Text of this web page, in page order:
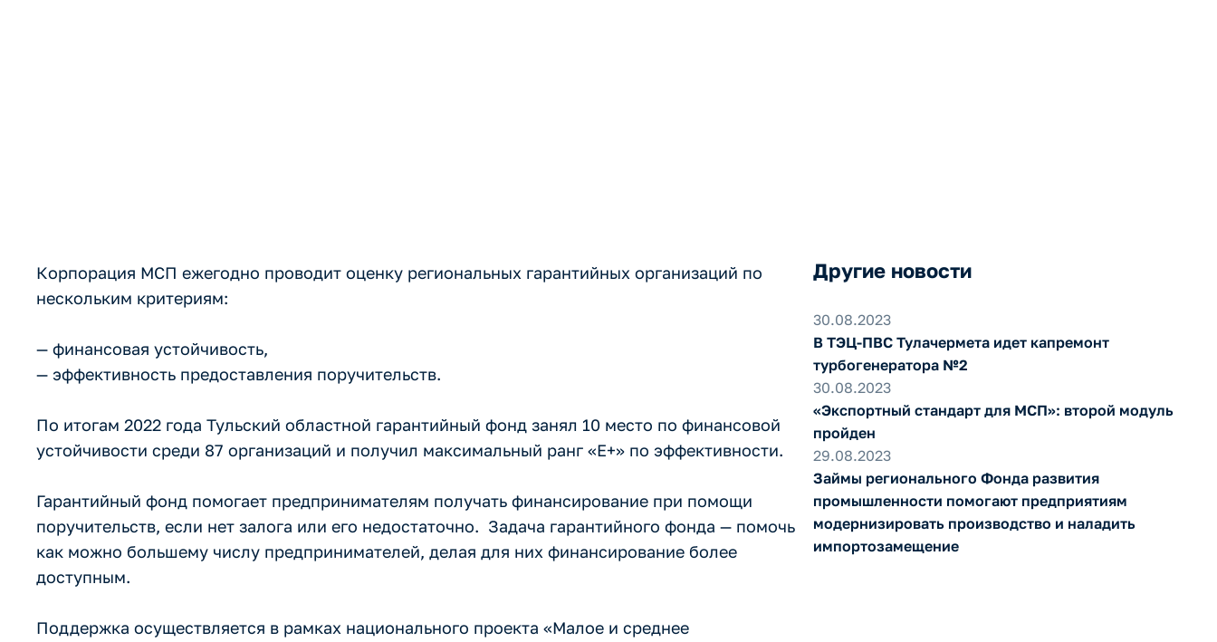
Корпорация МСП ежегодно проводит оценку региональных гарантийных организаций по
нескольким критериям:
— финансовая устойчивость,
— эффективность предоставления поручительств.
По итогам 2022 года Тульский областной гарантийный фонд занял 10 место по финансовой
устойчивости среди 87 организаций и получил максимальный ранг «Е+» по эффективности.
Гарантийный фонд помогает предпринимателям получать финансирование при помощи
поручительств, если нет залога или его недостаточно. Задача гарантийного фонда — помочь
как можно большему числу предпринимателей, делая для них финансирование более
доступным.
Поддержка осуществляется в рамках национального проекта «Малое и среднее
Другие новости
30.08.2023
В ТЭЦ-ПВС Тулачермета идет капремонт
турбогенератора №2
30.08.2023
«Экспортный стандарт для МСП»: второй модуль
пройден
29.08.2023
Займы регионального Фонда развития
промышленности помогают предприятиям
модернизировать производство и наладить
импортозамещение